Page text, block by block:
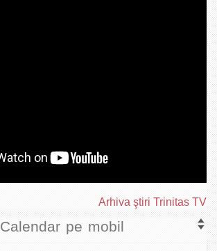
Arhiva ştiri Trinitas TV
Calendar pe mobil